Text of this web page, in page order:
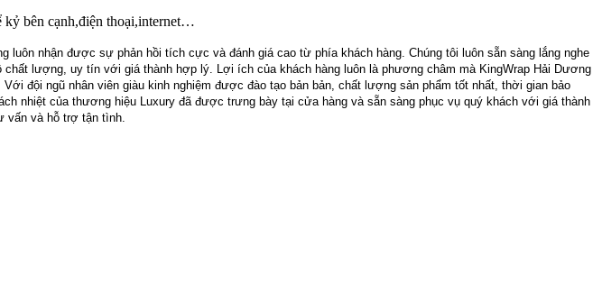
kỷ bên cạnh,điện thoại,internet…
nhận được sự phản hồi tích cực và đánh giá cao từ phía khách hàng. Chúng tôi luôn sẵn sàng lắng nghe
lượng, uy tín với giá thành hợp lý. Lợi ích của khách hàng luôn là phương châm mà KingWrap Hải Dương
đội ngũ nhân viên giàu kinh nghiệm được đào tạo bản bản, chất lượng sản phẩm tốt nhất, thời gian bảo
nhiệt của thương hiệu Luxury đã được trưng bày tại cửa hàng và sẵn sàng phục vụ quý khách với giá thành
vấn và hỗ trợ tận tình.